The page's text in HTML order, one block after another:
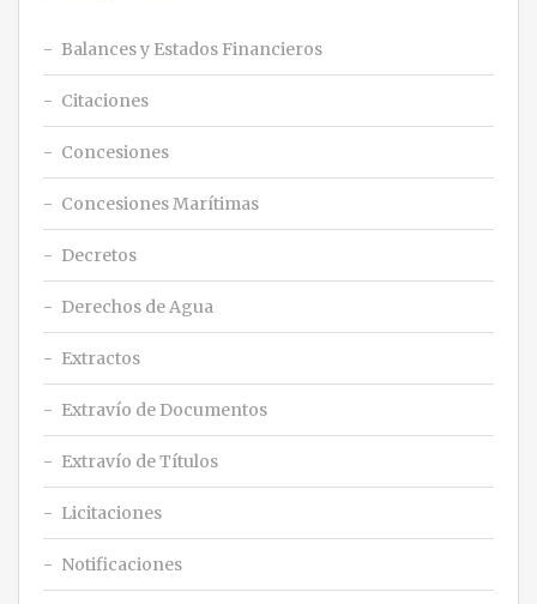
Balances y Estados Financieros
Citaciones
Concesiones
Concesiones Marítimas
Decretos
Derechos de Agua
Extractos
Extravío de Documentos
Extravío de Títulos
Licitaciones
Notificaciones